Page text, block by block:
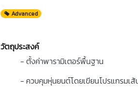
Advanced
วัตถุประสงค์
- ตั้งค่าพารามิเตอร์พื้นฐาน
- ควบคุมหุ่นยนต์โดยเขียนโปรแกรมเ